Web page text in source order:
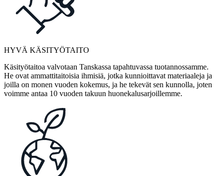
HYVÄ KÄSITYÖTAITO
Käsityötaitoa valvotaan Tanskassa tapahtuvassa tuotannossamme.
He ovat ammattitaitoisia ihmisiä, jotka kunnioittavat materiaaleja ja
joilla on monen vuoden kokemus, ja he tekevät sen kunnolla, joten
voimme antaa 10 vuoden takuun huonekalusarjoillemme.